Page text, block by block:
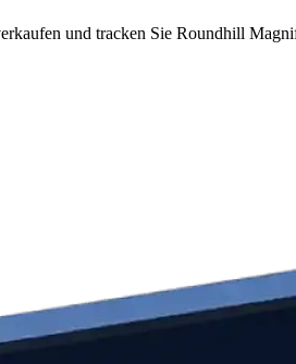
und tracken Sie Roundhill